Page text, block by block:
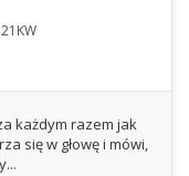
każdym razem jak
się w głowę i mówi,